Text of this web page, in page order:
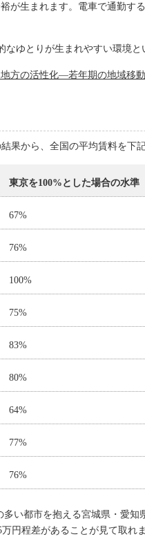
が生まれます。電車で通勤す
ゆとりが生まれやすい環境と
方の活性化―若年期の地域移
果から、全国の平均賃料を下
東京を100%とした場合の水準
67%
76%
100%
75%
83%
80%
64%
77%
76%
い都市を抱える宮城県・愛
円程差があることが見て取れま